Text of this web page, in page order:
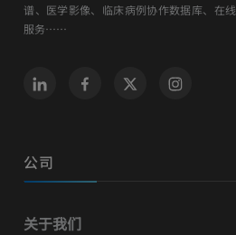
谱、医学影像、临床病例协作数据库、在
服务……
公司
关于我们